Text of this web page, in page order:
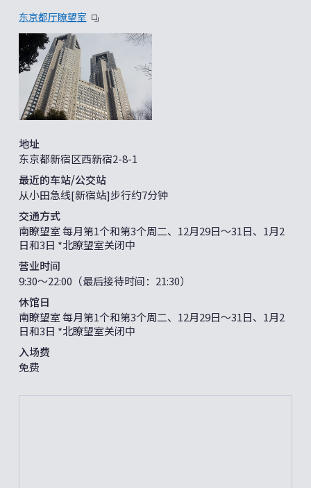
东京都厅瞭望室
地址
东京都新宿区西新宿2-8-1
最近的车站/公交站
从小田急线[新宿站]步行约7分钟
交通方式
南瞭望室 每月第1个和第3个周二、12月29日～31日、1月2
日和3日 *北瞭望室关闭中
营业时间
9:30～22:00（最后接待时间：21:30）
休馆日
南瞭望室 每月第1个和第3个周二、12月29日～31日、1月2
日和3日 *北瞭望室关闭中
入场费
免费